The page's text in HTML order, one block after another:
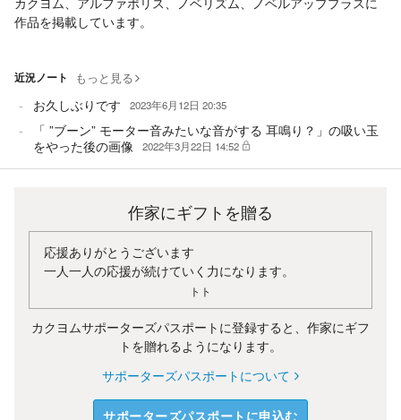
作品を掲載しています。
近況ノート もっと見る
お久しぶりです 2023年6月12日 20:35
「 ”ブーン” モーター音みたいな音がする 耳鳴り？」の吸い玉
をやった後の画像
2022年3月22日 14:52
作家にギフトを贈る
応援ありがとうございます
一人一人の応援が続けていく力になります。
トト
カクヨムサポーターズパスポートに登録すると、作家にギフ
トを贈れるようになります。
サポーターズパスポートについて
サポーターズパスポートに申込む